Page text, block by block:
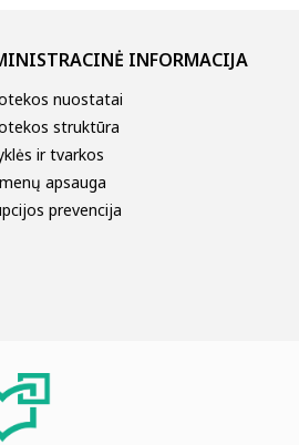
INFORMACIJA
nuostatai
struktūra
ir tvarkos
apsauga
prevencija